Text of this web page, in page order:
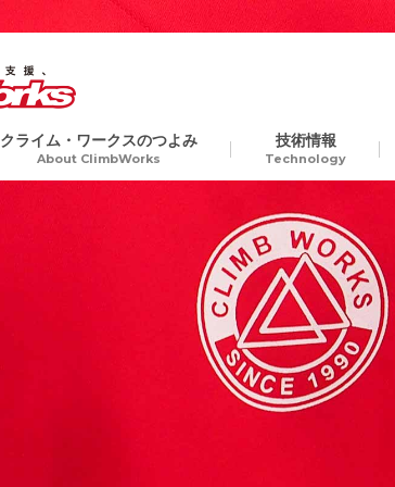
クライム・ワークスのつよみ
About ClimbWorks
品質管理
ODM生産
技術情報
Technology
切削加工から各種表面処理、ギ
ア加工や電子ビーム溶接など、
複数工程を要する製品にも一貫